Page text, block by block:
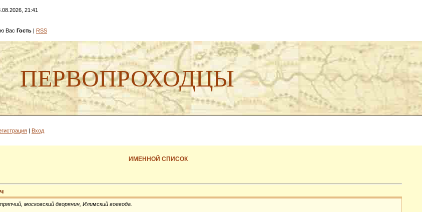
21:41
Вас Гость | RSS
ПЕРВОПРОХОДЦЫ
| Вход
ИМЕННОЙ СПИСОК
московский дворянин, Илимский воевода.